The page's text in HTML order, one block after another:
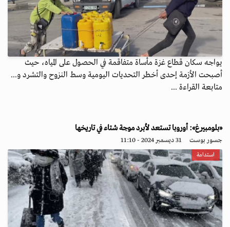
يواجه سكان قطاع غزة مأساة متفاقمة في الحصول على المياه، حيث
أصبحت الأزمة إحدى أخطر التحديات اليومية وسط النزوح والتشرد و...
متابعة القراءة ...
«بلومبيرغ»: أوروبا تستعد لأبرد موجة شتاء في تاريخها
جسور بوست 31 ديسمبر 2024 - 11:10
استدامة